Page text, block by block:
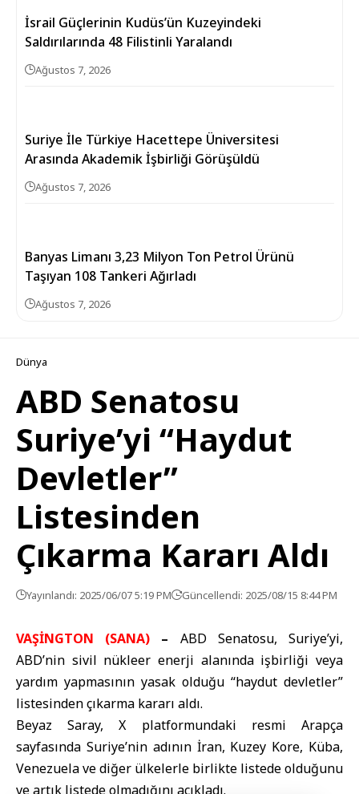
İsrail Güçlerinin Kudüs’ün Kuzeyindeki
Saldırılarında 48 Filistinli Yaralandı
Ağustos 7, 2026
Suriye İle Türkiye Hacettepe Üniversitesi
Arasında Akademik İşbirliği Görüşüldü
Ağustos 7, 2026
Banyas Limanı 3,23 Milyon Ton Petrol Ürünü
Taşıyan 108 Tankeri Ağırladı
Ağustos 7, 2026
Dünya
ABD Senatosu
Suriye’yi “Haydut
Devletler”
Listesinden
Çıkarma Kararı Aldı
Yayınlandı: 2025/06/07 5:19 PM Güncellendi: 2025/08/15 8:44 PM
VAŞİNGTON (SANA) – ABD Senatosu, Suriye’yi,
ABD’nin sivil nükleer enerji alanında işbirliği veya
yardım yapmasının yasak olduğu “haydut devletler”
listesinden çıkarma kararı aldı.
Beyaz Saray, X platformundaki resmi Arapça
sayfasında Suriye’nin adının İran, Kuzey Kore, Küba,
Venezuela ve diğer ülkelerle birlikte listede olduğunu
ve artık listede olmadığını açıkladı.